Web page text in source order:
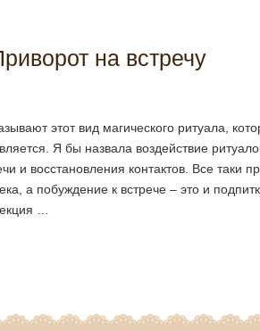
на встречу
этот вид магического ритуала,
Я бы назвала воздействие
и восстановления контактов. Все таки
а побуждение к встрече – это и
…